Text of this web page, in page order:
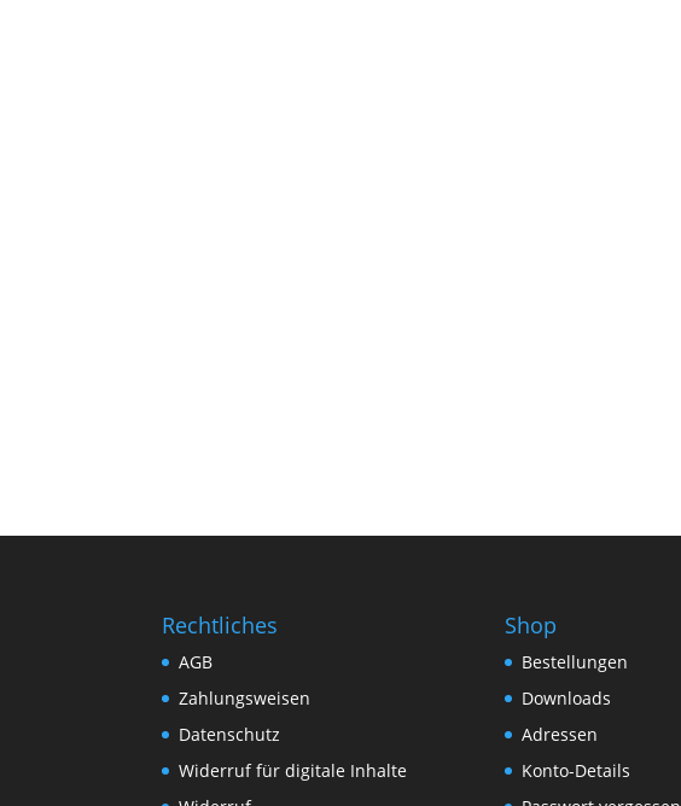
Rechtliches
AGB
Zahlungsweisen
Datenschutz
Widerruf für digitale Inhalte
Shop
Bestellungen
Downloads
Adressen
Konto-Details